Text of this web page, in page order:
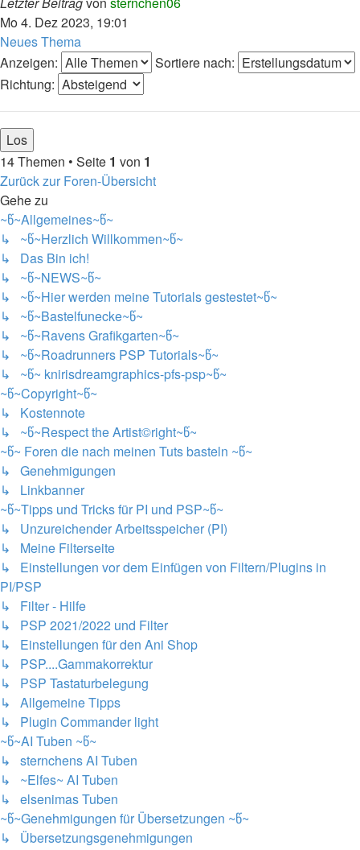
Mo 4. Dez 2023, 19:01
Neues Thema
Anzeigen:
Sortiere nach:
Richtung:
14 Themen • Seite 1 von 1
Zurück zur Foren-Übersicht
Gehe zu
~წ~Allgemeines~წ~
↳ ~წ~Herzlich Willkommen~წ~
↳ Das Bin ich!
↳ ~წ~NEWS~წ~
↳ ~წ~Hier werden meine Tutorials gestestet~წ~
↳ ~წ~Bastelfunecke~წ~
↳ ~წ~Ravens Grafikgarten~წ~
↳ ~წ~Roadrunners PSP Tutorials~წ~
↳ ~წ~ knirisdreamgraphics-pfs-psp~წ~
~წ~Copyright~წ~
↳ Kostennote
↳ ~წ~Respect the Artist©right~წ~
~წ~ Foren die nach meinen Tuts basteln ~წ~
↳ Genehmigungen
↳ Linkbanner
~წ~Tipps und Tricks für PI und PSP~წ~
↳ Unzureichender Arbeitsspeicher (PI)
↳ Meine Filterseite
↳ Einstellungen vor dem Einfügen von Filtern/Plugins in
PI/PSP
↳ Filter - Hilfe
↳ PSP 2021/2022 und Filter
↳ Einstellungen für den Ani Shop
↳ PSP....Gammakorrektur
↳ PSP Tastaturbelegung
↳ Allgemeine Tipps
↳ Plugin Commander light
~წ~AI Tuben ~წ~
↳ sternchens AI Tuben
↳ ~Elfes~ AI Tuben
↳ elsenimas Tuben
~წ~Genehmigungen für Übersetzungen ~წ~
↳ Übersetzungsgenehmigungen